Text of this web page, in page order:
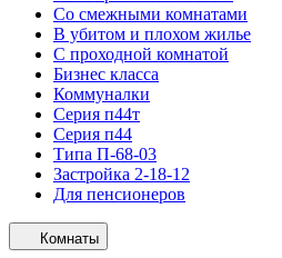
Со смежными комнатами
В убитом и плохом жилье
С проходной комнатой
Бизнес класса
Коммуналки
Серия п44т
Серия п44
Типа П-68-03
Застройка 2-18-12
Для пенсионеров
Комнаты